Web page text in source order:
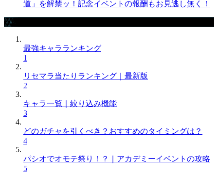
道」を解禁ッ！記念イベントの報酬もお見逃し無く！
攻略記事ランキング
最強キャラランキング
1
リセマラ当たりランキング｜最新版
2
キャラ一覧｜絞り込み機能
3
どのガチャを引くべき？おすすめのタイミングは？
4
パシオでオモテ祭り！？｜アカデミーイベントの攻略
5